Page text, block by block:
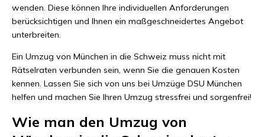
wenden. Diese können Ihre individuellen Anforderungen
berücksichtigen und Ihnen ein maßgeschneidertes Angebot
unterbreiten.
Ein Umzug von München in die Schweiz muss nicht mit
Rätselraten verbunden sein, wenn Sie die genauen Kosten
kennen. Lassen Sie sich von uns bei Umzüge DSU München
helfen und machen Sie Ihren Umzug stressfrei und sorgenfrei!
Wie man den Umzug von